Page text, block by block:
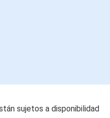
sujetos a disponibilidad